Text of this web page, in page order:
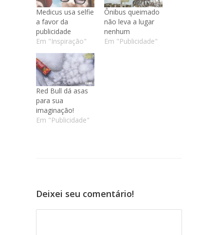
Medicus usa selfie
a favor da
publicidade
Em "Inspiração"
Ônibus queimado
não leva a lugar
nenhum
Em "Publicidade"
Red Bull dá asas
para sua
imaginação!
Em "Publicidade"
Deixei seu comentário!